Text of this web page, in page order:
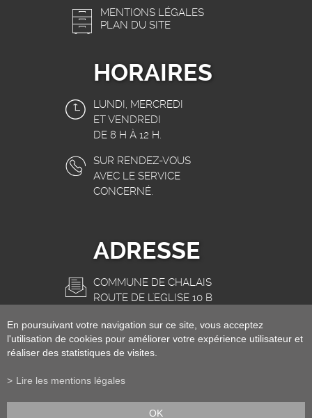
MENTIONS LÉGALES
PLAN DU SITE
HORAIRES
LUNDI, MERCREDI
ET VENDREDI
DE 8 H À 12 H.
SUR RENDEZ-VOUS
AVEC LE SERVICE
CONCERNÉ.
ADRESSE
COMMUNE DE CHALAIS
ROUTE DE L'EGLISE 10 B
INFO@CHALAIS.CH
En poursuivant votre navigation sur ce site, vous acceptez
l'utilisation de cookies pour améliorer votre expérience utilisateur et
réaliser des statistiques de visites.
Lire les mentions légales
OK